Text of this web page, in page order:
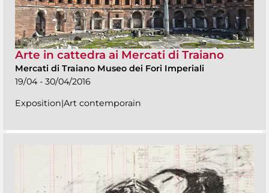
Arte in cattedra ai Mercati di Traiano
Mercati di Traiano Museo dei Fori Imperiali
19/04 - 30/04/2016
Exposition|Art contemporain